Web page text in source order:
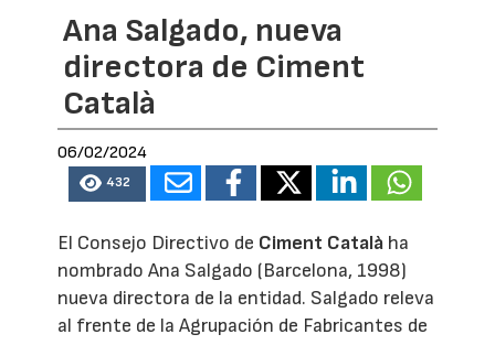
Ana Salgado, nueva
directora de Ciment
Català
06/02/2024
432
El Consejo Directivo de Ciment Català ha
nombrado Ana Salgado (Barcelona, 1998)
nueva directora de la entidad. Salgado releva
al frente de la Agrupación de Fabricantes de